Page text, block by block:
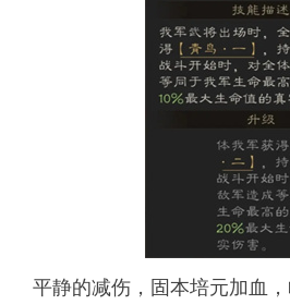
平静的减伤，固本培元加血